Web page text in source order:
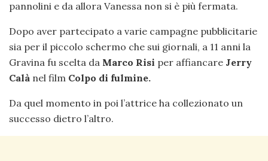
pannolini e da allora Vanessa non si è più fermata.
Dopo aver partecipato a varie campagne pubblicitarie
sia per il piccolo schermo che sui giornali, a 11 anni la
Gravina fu scelta da Marco Risi per affiancare Jerry
Calà nel film Colpo di fulmine.
Da quel momento in poi l’attrice ha collezionato un
successo dietro l’altro.